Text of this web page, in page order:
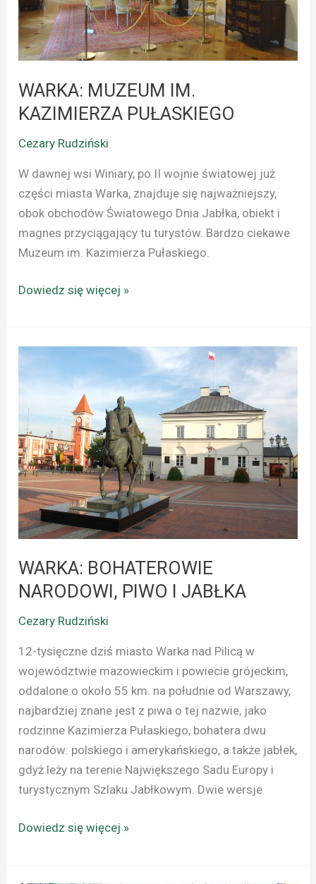
WARKA: MUZEUM IM.
KAZIMIERZA PUŁASKIEGO
Cezary Rudziński
W dawnej wsi Winiary, po II wojnie światowej już
części miasta Warka, znajduje się najważniejszy,
obok obchodów Światowego Dnia Jabłka, obiekt i
magnes przyciągający tu turystów. Bardzo ciekawe
Muzeum im. Kazimierza Pułaskiego.
Dowiedz się więcej »
WARKA: BOHATEROWIE
NARODOWI, PIWO I JABŁKA
Cezary Rudziński
12-tysięczne dziś miasto Warka nad Pilicą w
województwie mazowieckim i powiecie grójeckim,
oddalone o około 55 km. na południe od Warszawy,
najbardziej znane jest z piwa o tej nazwie, jako
rodzinne Kazimierza Pułaskiego, bohatera dwu
narodów: polskiego i amerykańskiego, a także jabłek,
gdyż leży na terenie Największego Sadu Europy i
turystycznym Szlaku Jabłkowym. Dwie wersje
WARKA:
BOHATEROWIE
NARODOWI,
PIWO
I
JABŁKA
Dowiedz się więcej »